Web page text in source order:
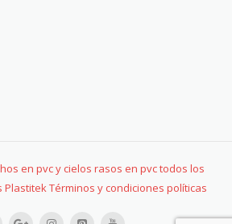
en pvc y cielos rasos en pvc todos los
Términos y condiciones políticas